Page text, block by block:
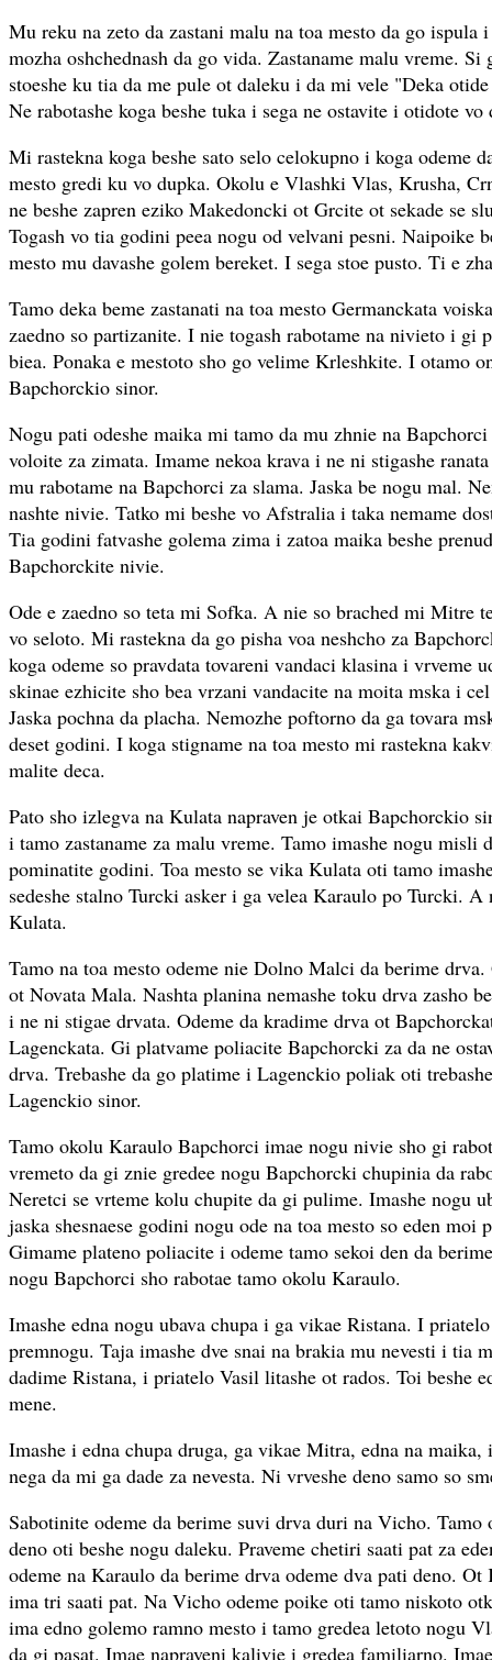
Mu reku na zeto da zastani malu na toa mesto da go ispula
mozha oshchednash da go vida. Zastaname malu vreme.
stoeshe ku tia da me pule ot daleku i da mi vele "Deka
Ne rabotashe koga beshe tuka i sega ne ostavite i otidote
Mi rastekna koga beshe sato selo celokupno i koga odeme
mesto gredi ku vo dupka. Okolu e Vlashki Vlas, Krusha,
ne beshe zapren eziko Makedoncki ot Grcite ot sekade se
Togash vo tia godini peea nogu od velvani pesni. Naipoike
mesto mu davashe golem bereket. I sega stoe pusto. Ti e
Tamo deka beme zastanati na toa mesto Germanckata
zaedno so partizanite. I nie togash rabotame na nivieto i gi
biea. Ponaka e mestoto sho go velime Krleshkite. I otamo
Bapchorckio sinor.
Nogu pati odeshe maika mi tamo da mu zhnie na
voloite za zimata. Imame nekoa krava i ne ni stigashe
mu rabotame na Bapchorci za slama. Jaska be nogu mal.
nashte nivie. Tatko mi beshe vo Afstralia i taka nemame
Tia godini fatvashe golema zima i zatoa maika beshe
Bapchorckite nivie.
Ode e zaedno so teta mi Sofka. A nie so brached mi Mitre
vo seloto. Mi rastekna da go pisha voa neshcho za
koga odeme so pravdata tovareni vandaci klasina i vrveme
skinae ezhicite sho bea vrzani vandacite na moita mska i
Jaska pochna da placha. Nemozhe poftorno da ga tovara
deset godini. I koga stigname na toa mesto mi rastekna
malite deca.
Pato sho izlegva na Kulata napraven je otkai Bapchorckio
i tamo zastaname za malu vreme. Tamo imashe nogu misli
pominatite godini. Toa mesto se vika Kulata oti tamo
sedeshe stalno Turcki asker i ga velea Karaulo po Turcki.
Kulata.
Tamo na toa mesto odeme nie Dolno Malci da berime
ot Novata Mala. Nashta planina nemashe toku drva zasho
i ne ni stigae drvata. Odeme da kradime drva ot
Lagenckata. Gi platvame poliacite Bapchorcki za da ne
drva. Trebashe da go platime i Lagenckio poliak oti
Lagenckio sinor.
Tamo okolu Karaulo Bapchorci imae nogu nivie sho gi
vremeto da gi znie gredee nogu Bapchorcki chupinia da
Neretci se vrteme kolu chupite da gi pulime. Imashe nogu
jaska shesnaese godini nogu ode na toa mesto so eden moi
Gimame plateno poliacite i odeme tamo sekoi den da
nogu Bapchorci sho rabotae tamo okolu Karaulo.
Imashe edna nogu ubava chupa i ga vikae Ristana. I
premnogu. Taja imashe dve snai na brakia mu nevesti i tia
dadime Ristana, i priatelo Vasil litashe ot rados. Toi beshe
mene.
Imashe i edna chupa druga, ga vikae Mitra, edna na maika,
nega da mi ga dade za nevesta. Ni vrveshe deno samo so
Sabotinite odeme da berime suvi drva duri na Vicho. Tamo
deno oti beshe nogu daleku. Praveme chetiri saati pat za
odeme na Karaulo da berime drva odeme dva pati deno. Ot
ima tri saati pat. Na Vicho odeme poike oti tamo niskoto
ima edno golemo ramno mesto i tamo gredea letoto nogu
da gi pasat. Imae napraveni kalivie i gredea familiarno.